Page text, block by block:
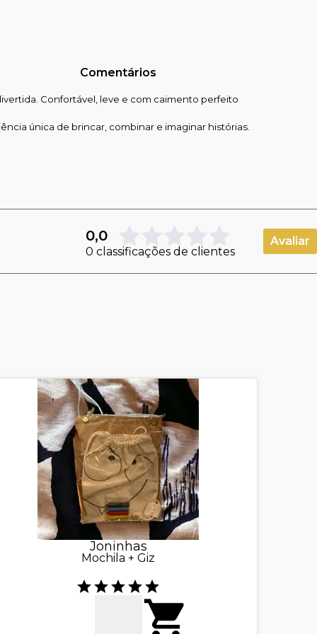
Comentários
Confortável, leve e com caimento perfeito
única de brincar, combinar e imaginar histórias.
0,0
0 classificações de clientes
Avaliar
Joninhas
Mochila + Giz